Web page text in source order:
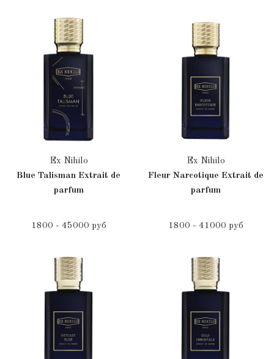
Ex Nihilo
Blue Talisman Extrait de
parfum
1800 - 45000 руб
Ex Nihilo
Fleur Narcotique Extrait de
parfum
1800 - 41000 руб